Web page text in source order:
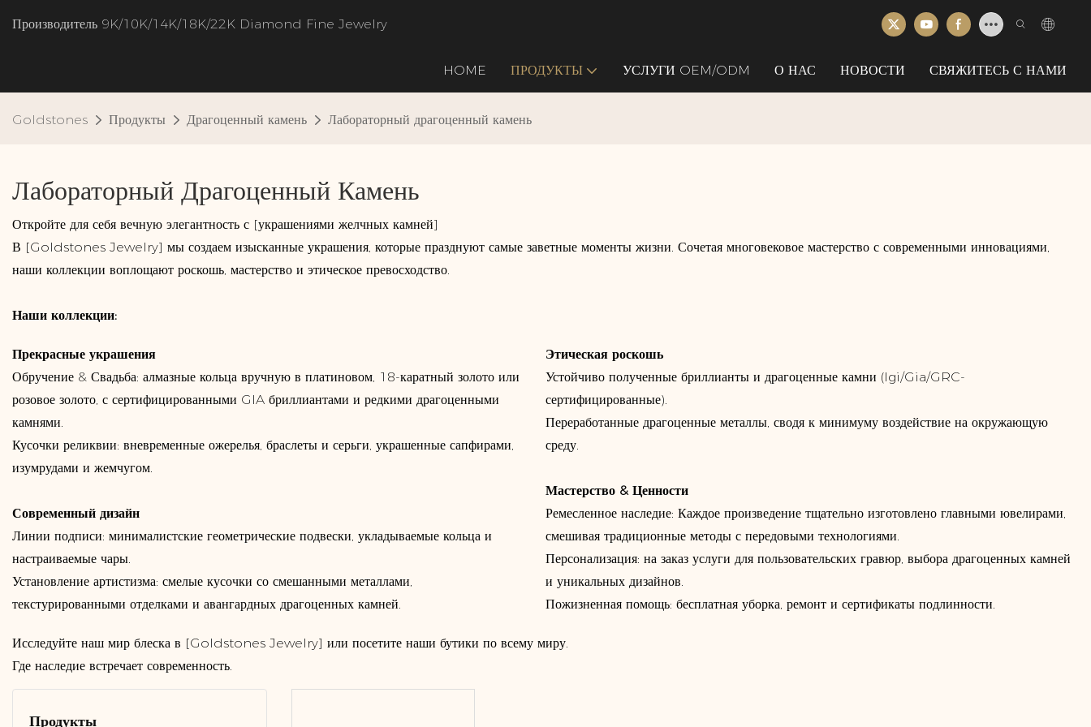
Производитель 9K/10K/14K/18K/22K Diamond Fine Jewelry
HOME ПРОДУКТЫ УСЛУГИ OEM/ODM О НАС НОВОСТИ СВЯЖИТЕСЬ С НАМИ
Goldstones Продукты Драгоценный камень Лабораторный драгоценный камень
Лабораторный Драгоценный Камень
Откройте для себя вечную элегантность с [украшениями желчных камней]
В [Goldstones Jewelry] мы создаем изысканные украшения, которые празднуют самые заветные моменты жизни. Сочетая многовековое мастерство с современными инновациями,
наши коллекции воплощают роскошь, мастерство и этическое превосходство.
Наши коллекции:
Прекрасные украшения
Обручение & Свадьба: алмазные кольца вручную в платиновом, 18-каратный золото или
розовое золото, с сертифицированными GIA бриллиантами и редкими драгоценными
камнями.
Кусочки реликвии: вневременные ожерелья, браслеты и серьги, украшенные сапфирами,
изумрудами и жемчугом.
Современный дизайн
Линии подписи: минималистские геометрические подвески, укладываемые кольца и
настраиваемые чары.
Установление артистизма: смелые кусочки со смешанными металлами,
текстурированными отделками и авангардных драгоценных камней.
Этическая роскошь
Устойчиво полученные бриллианты и драгоценные камни (Igi/Gia/GRC-
сертифицированные).
Переработанные драгоценные металлы, сводя к минимуму воздействие на окружающую
среду.
Мастерство & Ценности
Ремесленное наследие: Каждое произведение тщательно изготовлено главными ювелирами,
смешивая традиционные методы с передовыми технологиями.
Персонализация: на заказ услуги для пользовательских гравюр, выбора драгоценных камней
и уникальных дизайнов.
Пожизненная помощь: бесплатная уборка, ремонт и сертификаты подлинности.
Исследуйте наш мир блеска в [Goldstones Jewelry] или посетите наши бутики по всему миру.
Где наследие встречает современность.
Продукты